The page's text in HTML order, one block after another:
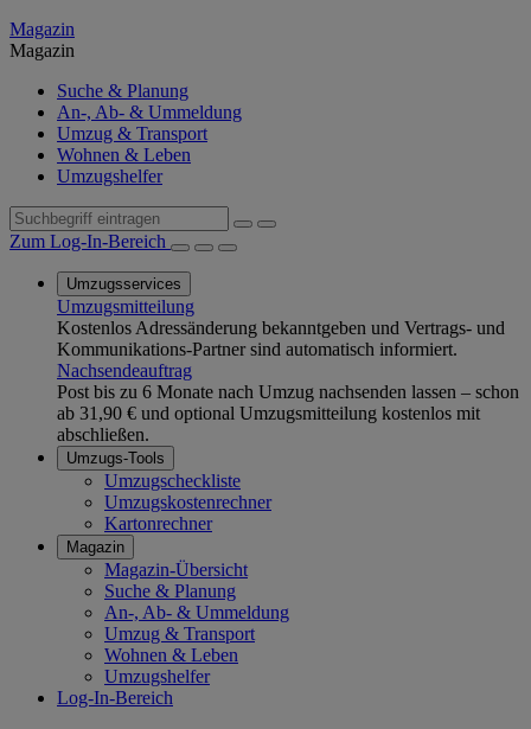
Magazin
Magazin
Suche & Planung
An-, Ab- & Ummeldung
Umzug & Transport
Wohnen & Leben
Umzugshelfer
Zum Log-In-Bereich
Umzugsservices
Umzugsmitteilung
Kostenlos Adressänderung bekanntgeben und Vertrags- und
Kommunikations-Partner sind automatisch informiert.
Nachsendeauftrag
Post bis zu 6 Monate nach Umzug nachsenden lassen – schon
ab 31,90 € und optional Umzugsmitteilung kostenlos mit
abschließen.
Umzugs-Tools
Umzugscheckliste
Umzugskostenrechner
Kartonrechner
Magazin
Magazin-Übersicht
Suche & Planung
An-, Ab- & Ummeldung
Umzug & Transport
Wohnen & Leben
Umzugshelfer
Log-In-Bereich